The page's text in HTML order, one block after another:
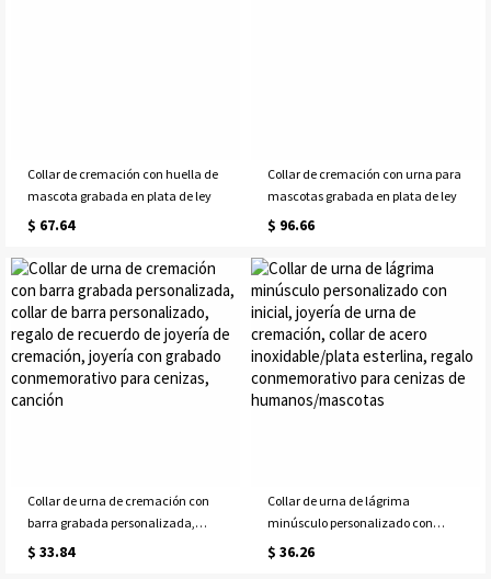
Collar de cremación con huella de
mascota grabada en plata de ley
$ 67.64
Collar de cremación con urna para
mascotas grabada en plata de ley
$ 96.66
Collar de urna de cremación con
barra grabada personalizada,
collar de barra personalizado,
$ 33.84
Collar de urna de lágrima
minúsculo personalizado con
inicial, joyería de urna de
$ 36.26